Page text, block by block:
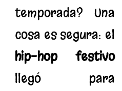
temporada? Una
cosa es segura: el
hip-hop festivo
llegó para